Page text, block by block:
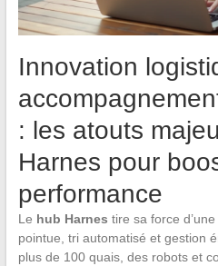
Innovation
: les atouts
Harnes pour
performance
Le hub Harnes tire sa force
pointue, tri automatisé et gestion
plus de 100 quais, des robots et